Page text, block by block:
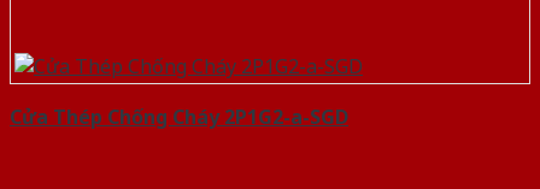
Cửa Thép Chống Cháy 2P1G2-a-SGD